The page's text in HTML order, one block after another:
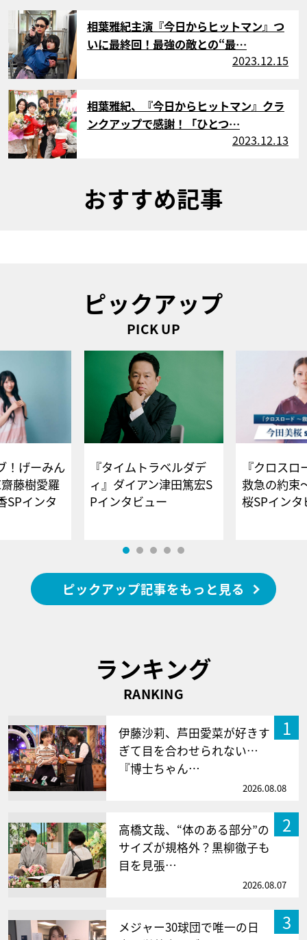
サムネイル
相葉雅紀主演『今日からヒットマン』つ
いに最終回！最強の敵との“最…
2023.12.15
サムネイル
相葉雅紀、『今日からヒットマン』クラ
ンクアップで感謝！「ひとつ…
2023.12.13
おすすめ記事
ピックアップ
PICK UP
！げーみん
藤樹愛羅
SPインタ
『タイムトラベルダデ
ィ』ダイアン津田篤宏S
Pインタビュー
『クロス
救急の約束
桜SPイ
ピックアップ記事をもっと見る
ランキング
RANKING
1
伊藤沙莉、芦田愛菜が好きす
ぎて目を合わせられない…
『博士ちゃん…
2026.08.08
2
高橋文哉、“体のある部分”の
サイズが規格外？黒柳徹子も
目を見張…
2026.08.07
3
メジャー30球団で唯一の日